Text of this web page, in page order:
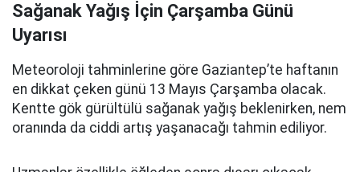
Sağanak Yağış İçin Çarşamba Günü
Uyarısı
Meteoroloji tahminlerine göre Gaziantep’te haftanın
en dikkat çeken günü 13 Mayıs Çarşamba olacak.
Kentte gök gürültülü sağanak yağış beklenirken, nem
oranında da ciddi artış yaşanacağı tahmin ediliyor.